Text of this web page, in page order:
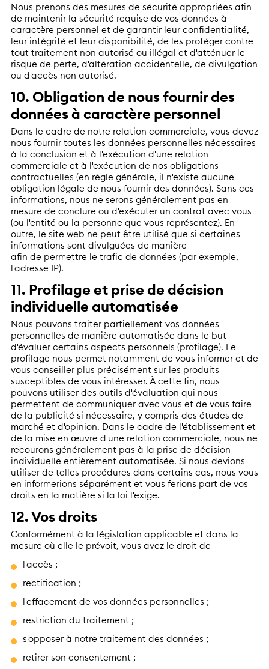
Nous prenons des mesures de sécurité appropriées afin
de maintenir la sécurité requise de vos données à
caractère personnel et de garantir leur confidentialité,
leur intégrité et leur disponibilité, de les protéger contre
tout traitement non autorisé ou illégal et d'atténuer le
risque de perte, d'altération accidentelle, de divulgation
ou d'accès non autorisé.
10. Obligation de nous fournir des
données à caractère personnel
Dans le cadre de notre relation commerciale, vous devez
nous fournir toutes les données personnelles nécessaires
à la conclusion et à l'exécution d'une relation
commerciale et à l'exécution de nos obligations
contractuelles (en règle générale, il n'existe aucune
obligation légale de nous fournir des données). Sans ces
informations, nous ne serons généralement pas en
mesure de conclure ou d'exécuter un contrat avec vous
(ou l'entité ou la personne que vous représentez). En
outre, le site web ne peut être utilisé que si certaines
informations sont divulguées de manière
afin de permettre le trafic de données (par exemple,
l'adresse IP).
11. Profilage et prise de décision
individuelle automatisée
Nous pouvons traiter partiellement vos données
personnelles de manière automatisée dans le but
d'évaluer certains aspects personnels (profilage). Le
profilage nous permet notamment de vous informer et de
vous conseiller plus précisément sur les produits
susceptibles de vous intéresser. À cette fin, nous
pouvons utiliser des outils d'évaluation qui nous
permettent de communiquer avec vous et de vous faire
de la publicité si nécessaire, y compris des études de
marché et d'opinion. Dans le cadre de l'établissement et
de la mise en œuvre d'une relation commerciale, nous ne
recourons généralement pas à la prise de décision
individuelle entièrement automatisée. Si nous devions
utiliser de telles procédures dans certains cas, nous vous
en informerions séparément et vous ferions part de vos
droits en la matière si la loi l'exige.
12. Vos droits
Conformément à la législation applicable et dans la
mesure où elle le prévoit, vous avez le droit de
l'accès ;
rectification ;
l'effacement de vos données personnelles ;
restriction du traitement ;
s'opposer à notre traitement des données ;
retirer son consentement ;